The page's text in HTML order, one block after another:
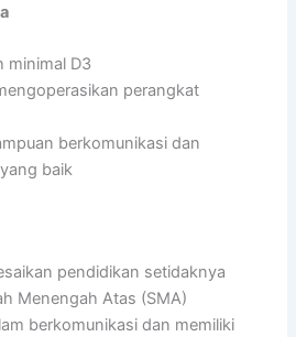
minimal D3
perangkat
berkomunikasi dan
baik
pendidikan setidaknya
Menengah Atas (SMA)
berkomunikasi dan memiliki